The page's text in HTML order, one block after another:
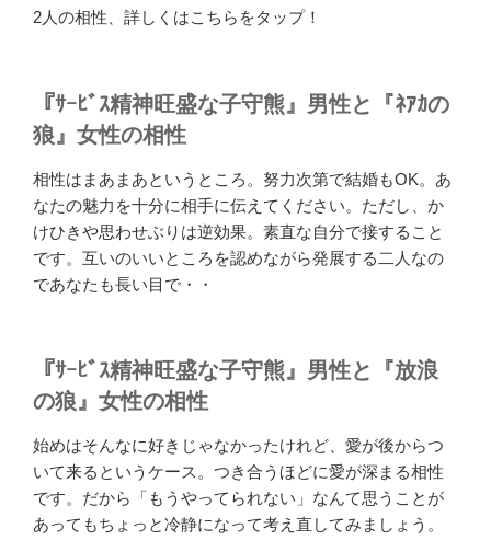
2人の相性、詳しくはこちらをタップ！
『ｻｰﾋﾞｽ精神旺盛な子守熊』男性と『ﾈｱｶの
狼』女性の相性
相性はまあまあというところ。努力次第で結婚もOK。あ
なたの魅力を十分に相手に伝えてください。ただし、か
けひきや思わせぶりは逆効果。素直な自分で接すること
です。互いのいいところを認めながら発展する二人なの
であなたも長い目で・・
『ｻｰﾋﾞｽ精神旺盛な子守熊』男性と『放浪
の狼』女性の相性
始めはそんなに好きじゃなかったけれど、愛が後からつ
いて来るというケース。つき合うほどに愛が深まる相性
です。だから「もうやってられない」なんて思うことが
あってもちょっと冷静になって考え直してみましょう。